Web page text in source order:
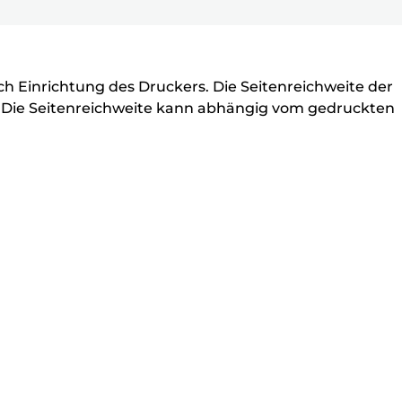
Einrichtung des Druckers. Die Seitenreichweite der
Seitenreichweite kann abhängig vom gedruckten